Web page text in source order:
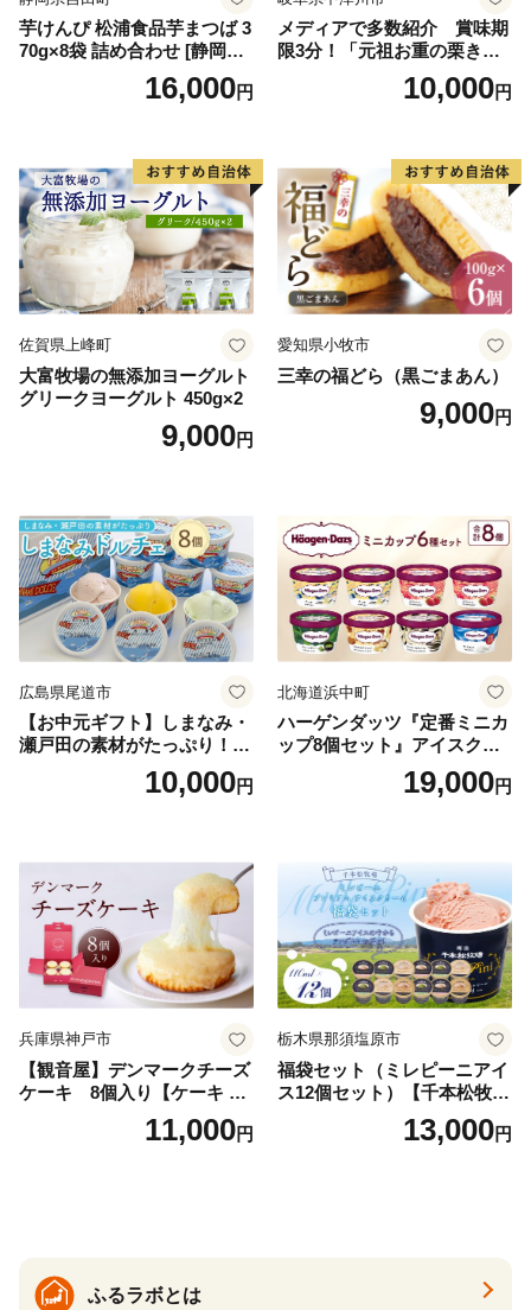
芋けんぴ 松浦食品芋まつば 3
70g×8袋 詰め合わせ [静岡伊
勢丹(松浦食品) 静岡県 吉田町
22424274] 芋ケンピ セット
16,000円
メディアで多数紹介 賞味期
限3分！「元祖お重の栗きん
とんモンブラン」 【未来の
ご褒美】スイーツ 栗 モンブ
子 菓子 F4N-2298
10,000円
佐賀県上峰町
大富牧場の無添加ヨーグルト
グリークヨーグルト 450g×2
9,000円
愛知県小牧市
三幸の福どら（黒ごまあん）
9,000円
広島県尾道市
【お中元ギフト】しまなみ・
瀬戸田の素材がたっぷり！ジ
10,000円
北海道浜中町
ハーゲンダッツ『定番ミニカ
ップ8個セット』アイスクリ
ーム アイス スイーツ デザー
19,000円
兵庫県神戸市
【観音屋】デンマークチーズ
ケーキ 8個入り【ケーキ チ
ーズケーキ 人気スイーツ お
すすめスイーツ 神戸スイー
11,000円
栃木県那須塩原市
福袋セット（ミレピーニアイ
ス12個セット）【千本松牧
場】 ns025-014-12 【デザー
ト 詰め合わせ ギフト】
13,000円
ふるラボとは